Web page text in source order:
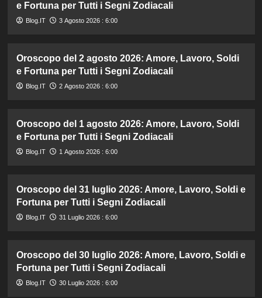
e Fortuna per Tutti i Segni Zodiacali
Blog.IT 3 Agosto 2026 : 6:00
Oroscopo del 2 agosto 2026: Amore, Lavoro, Soldi
e Fortuna per Tutti i Segni Zodiacali
Blog.IT 2 Agosto 2026 : 6:00
Oroscopo del 1 agosto 2026: Amore, Lavoro, Soldi
e Fortuna per Tutti i Segni Zodiacali
Blog.IT 1 Agosto 2026 : 6:00
Oroscopo del 31 luglio 2026: Amore, Lavoro, Soldi e
Fortuna per Tutti i Segni Zodiacali
Blog.IT 31 Luglio 2026 : 6:00
Oroscopo del 30 luglio 2026: Amore, Lavoro, Soldi e
Fortuna per Tutti i Segni Zodiacali
Blog.IT 30 Luglio 2026 : 6:00